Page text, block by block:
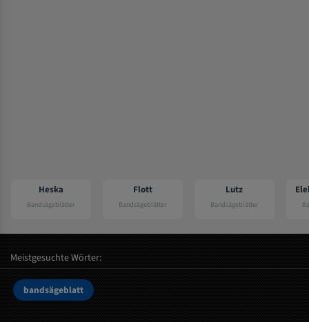
Flott
Bandsägeblätter
Lutz
Bandsägeblätter
Elektra beckum
Bandsägeblätter
Meistgesuchte Wörter:
bandsägeblatt